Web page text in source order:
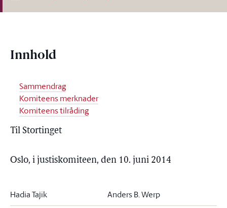
Innhold
Sammendrag
Komiteens merknader
Komiteens tilråding
Til Stortinget
Oslo, i justiskomiteen, den 10. juni 2014
Hadia Tajik Anders B. Werp